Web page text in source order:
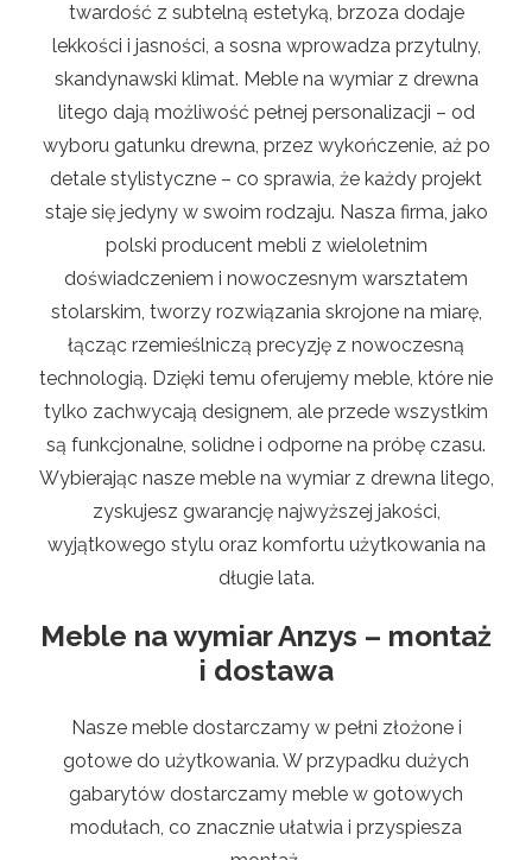
twardość z subtelną estetyką, brzoza dodaje
lekkości i jasności, a sosna wprowadza przytulny,
skandynawski klimat. Meble na wymiar z drewna
litego dają możliwość pełnej personalizacji – od
wyboru gatunku drewna, przez wykończenie, aż po
detale stylistyczne – co sprawia, że każdy projekt
staje się jedyny w swoim rodzaju. Nasza firma, jako
polski producent mebli z wieloletnim
doświadczeniem i nowoczesnym warsztatem
stolarskim, tworzy rozwiązania skrojone na miarę,
łącząc rzemieślniczą precyzję z nowoczesną
technologią. Dzięki temu oferujemy meble, które nie
tylko zachwycają designem, ale przede wszystkim
są funkcjonalne, solidne i odporne na próbę czasu.
Wybierając nasze meble na wymiar z drewna litego,
zyskujesz gwarancję najwyższej jakości,
wyjątkowego stylu oraz komfortu użytkowania na
długie lata.
Meble na wymiar Anzys – montaż
i dostawa
Nasze meble dostarczamy w pełni złożone i
gotowe do użytkowania. W przypadku dużych
gabarytów dostarczamy meble w gotowych
modułach, co znacznie ułatwia i przyspiesza